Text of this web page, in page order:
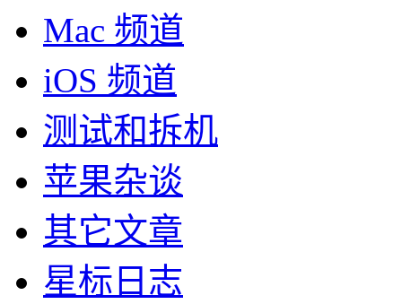
Mac 频道
iOS 频道
测试和拆机
苹果杂谈
其它文章
星标日志